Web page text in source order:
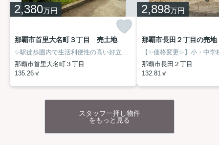
【専任物件】なので室内の詳細や周辺環境な
ど、掲載しきれない情報もご案内できます♪
気になる方はお気軽にお問合せください‼
＼ハウスマッチングOKINAWAご成約でアクセントクロ
スが一面無料♪／
お客様のご要望に応じて壁紙変更サービスを独自に提供し
みや個性にあったインテリアを楽しんでみませんか？
お好きな色や柄で居心地よい空間作りをお手伝い♪快適なお
住まい作りのために柔軟に対応いたします。
壁紙変更サービスのご提案動画はこちらをクリ
2,380万円
那覇市首里大名町３丁目 売土地
✨駅徒歩圏内で生活利便性の高い好立地✨建築条件無の更地でお好きなプランが可能♪前面道路約7.8ｍで駐車もスムーズ！近隣に小中学校があり子育て世帯にもおすすめ♪建築プランや銀行ローンのご相談も承ります‼
那覇市首里大名町３丁目
135.26㎡
2,898万円
那覇市長田２丁目の売地
那覇市長田２丁目
132.81㎡
スタッフ一押し物件
をもっと見る